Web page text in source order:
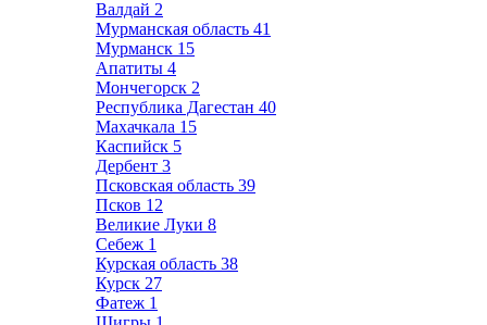
Валдай 2
Мурманская область 41
Мурманск 15
Апатиты 4
Мончегорск 2
Республика Дагестан 40
Махачкала 15
Каспийск 5
Дербент 3
Псковская область 39
Псков 12
Великие Луки 8
Себеж 1
Курская область 38
Курск 27
Фатеж 1